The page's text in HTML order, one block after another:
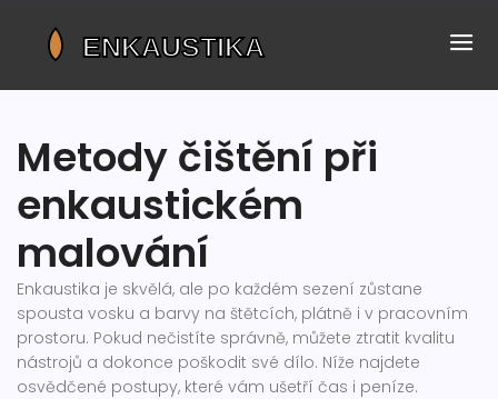
Metody čištění při
enkaustickém
malování
Enkaustika je skvělá, ale po každém sezení zůstane
spousta vosku a barvy na štětcích, plátně i v pracovním
prostoru. Pokud nečistíte správně, můžete ztratit kvalitu
nástrojů a dokonce poškodit své dílo. Níže najdete
osvědčené postupy, které vám ušetří čas i peníze.